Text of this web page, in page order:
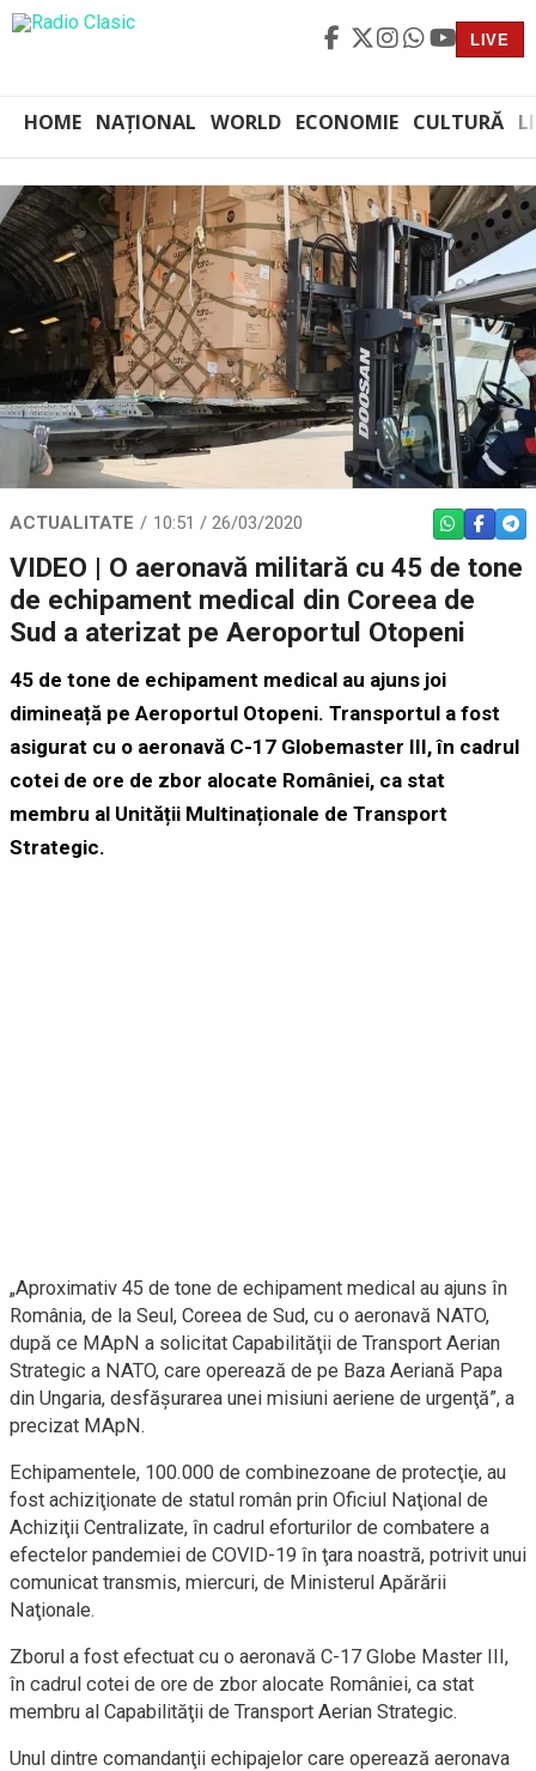
LIVE
HOME NAȚIONAL WORLD ECONOMIE CULTURĂ
ACTUALITATE 10:51 / 26/03/2020 WHATSAPP
VIDEO | O aeronavă militară cu 45 de tone
de echipament medical din Coreea de
Sud a aterizat pe Aeroportul Otopeni
45 de tone de echipament medical au ajuns joi
dimineață pe Aeroportul Otopeni. Transportul a fost
asigurat cu o aeronavă C-17 Globemaster III, în cadrul
cotei de ore de zbor alocate României, ca stat
membru al Unității Multinaționale de Transport
Strategic.
„Aproximativ 45 de tone de echipament medical au ajuns în
România, de la Seul, Coreea de Sud, cu o aeronavă NATO,
după ce MApN a solicitat Capabilităţii de Transport Aerian
Strategic a NATO, care operează de pe Baza Aeriană Papa
din Ungaria, desfăşurarea unei misiuni aeriene de urgenţă”, a
precizat MApN.
Echipamentele, 100.000 de combinezoane de protecţie, au
fost achiziţionate de statul român prin Oficiul Naţional de
Achiziţii Centralizate, în cadrul eforturilor de combatere a
efectelor pandemiei de COVID-19 în ţara noastră, potrivit unui
comunicat transmis, miercuri, de Ministerul Apărării
Naţionale.
Zborul a fost efectuat cu o aeronavă C-17 Globe Master III,
în cadrul cotei de ore de zbor alocate României, ca stat
membru al Capabilităţii de Transport Aerian Strategic.
Unul dintre comandanţii echipajelor care operează aeronava